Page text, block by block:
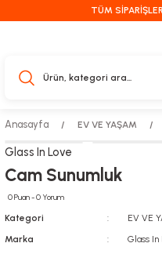
TÜM
Anasayfa EV VE YAŞAM
Glass In Love
Cam Sunumluk
0 Puan - 0 Yorum
Kategori
EV VE
Marka
Glass In